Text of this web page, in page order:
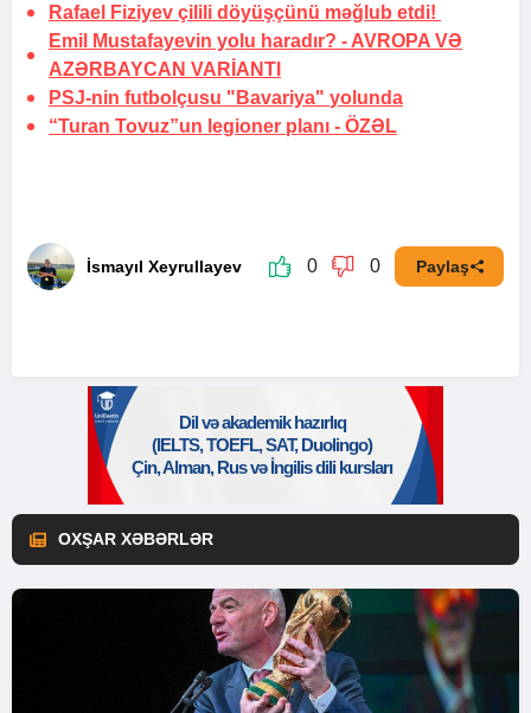
Rafael Fiziyev çilili döyüşçünü məğlub etdi!
Emil Mustafayevin yolu haradır? - AVROPA VƏ
AZƏRBAYCAN VARİANTI
PSJ-nin futbolçusu "Bavariya" yolunda
“Turan Tovuz”un legioner planı - ÖZƏL
İsmayıl Xeyrullayev 0 0 Paylaş
OXŞAR XƏBƏRLƏR